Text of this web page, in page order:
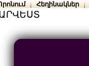
Հեղինակներ